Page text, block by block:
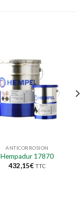
ANTICORROSION
Hempadur 17870
432,15€ TTC